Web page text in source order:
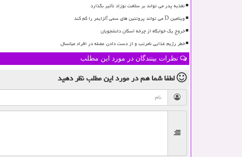
تغذیه پدر می تواند بر سلامت نوزاد تأثیر بگذارد
ویتامین D می تواند پروتئین های سمی آلزایمر را کم کند
خروج یک خوابگاه از چرخه اسکان دانشجویان
خطر رژیم غذایی نامرتب و از دست دادن عضله در افراد میانسال
نظرات بینندگان در مورد این مطلب
لطفا شما همدر مورد این مطلبنظر دهید